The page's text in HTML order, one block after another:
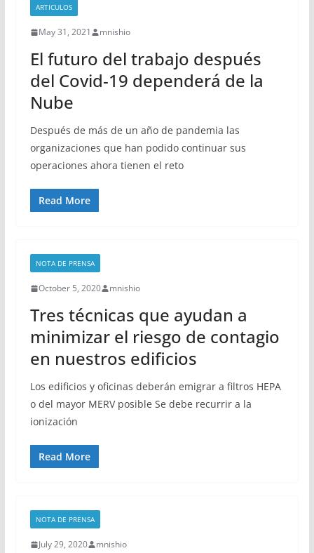
ARTICULOS
May 31, 2021 mnishio
El futuro del trabajo después
del Covid-19 dependerá de la
Nube
Después de más de un año de pandemia las
organizaciones que han podido continuar sus
operaciones ahora tienen el reto
Read More
NOTA DE PRENSA
October 5, 2020 mnishio
Tres técnicas que ayudan a
minimizar el riesgo de contagio
en nuestros edificios
Los edificios y oficinas deberán emigrar a filtros HEPA
o del mayor MERV posible Se debe recurrir a la
ionización
Read More
NOTA DE PRENSA
July 29, 2020 mnishio